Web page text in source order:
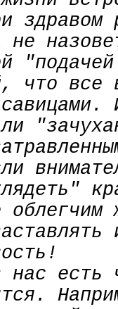
здравом
не
что все
облегчим
нас есть